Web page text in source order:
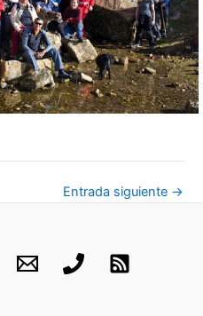
Entrada siguiente →